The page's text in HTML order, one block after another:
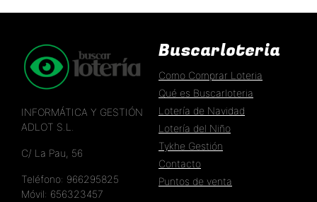
INFORMÁTICA Y GESTIÓN
ADLOT S.L.
C/ La Pau, 56
Teléfono: 966295825
Móvil: 656323457
Buscarloteria
Como Comprar Loteria
Qué es Buscarloteria
Lotería de Navidad
Lotería del Niño
Tykhe Gestión
Contacto
Puntos de venta